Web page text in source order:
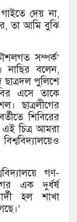
দেয় না,
তা আমি বুঝি
সম্পর্ক’
নাছির বলেন,
ছাত্রদল পুলিশে
এসে তাকে
ছাত্রলীগের
শিবিরের
এই চিত্র আমরা
গণ-
এক দুর্ধর্ষ
হল শাখা